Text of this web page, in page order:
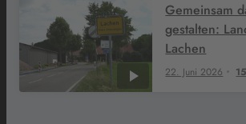
22. Juni 2026
Gemeinsam
gestalten:
Lachen